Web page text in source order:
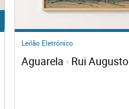
Leilão Eletrónico
Aguarela · Rui Augusto